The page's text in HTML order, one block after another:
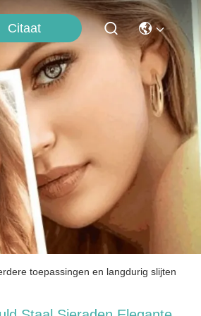
Citaat
toepassingen en langdurig slijten